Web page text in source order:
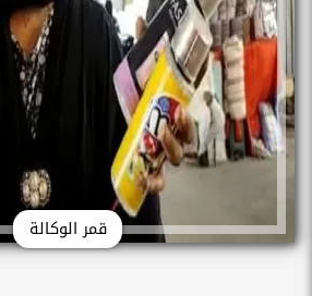
قمر الوكالة